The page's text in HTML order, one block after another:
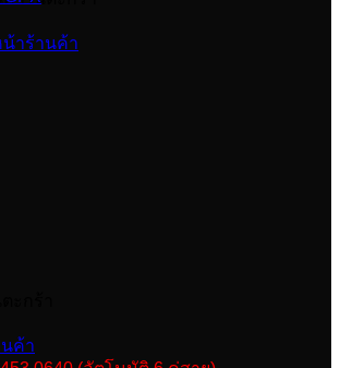
าร้านค้า
ะกร้า
ค้า